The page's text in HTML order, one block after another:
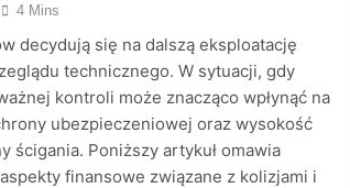
4 Mins
decydują się na dalszą eksploatację
technicznego. W sytuacji, gdy
kontroli może znacząco wpłynąć na
ubezpieczeniowej oraz wysokość
ścigania. Poniższy artykuł omawia
finansowe związane z kolizjami i